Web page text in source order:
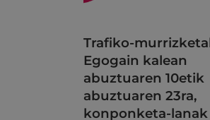
Trafiko-
Egogain kalean
abuztuaren 10etik
abuztuaren 23ra,
konponketa-lanak